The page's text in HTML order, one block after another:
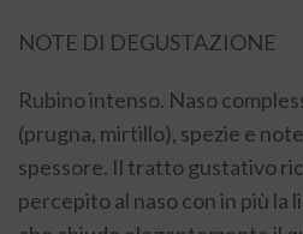
NOTE DI DEGUSTAZIONE
Rubino intenso. Naso
(prugna, mirtillo), spezie e
spessore. Il tratto gustativo
percepito al naso con in più la